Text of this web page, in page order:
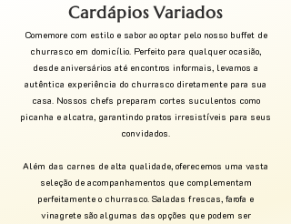
Cardápios Variados
Comemore com estilo e sabor ao optar pelo nosso buffet de
churrasco em domicílio. Perfeito para qualquer ocasião,
desde aniversários até encontros informais, levamos a
autêntica experiência do churrasco diretamente para sua
casa. Nossos chefs preparam cortes suculentos como
picanha e alcatra, garantindo pratos irresistíveis para seus
convidados.
Além das carnes de alta qualidade, oferecemos uma vasta
seleção de acompanhamentos que complementam
perfeitamente o churrasco. Saladas frescas, farofa e
vinagrete são algumas das opções que podem ser